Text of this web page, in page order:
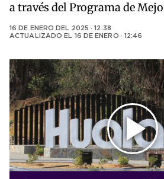
a través del Programa de
16 DE ENERO DEL 2025 · 12:38
ACTUALIZADO EL 16 DE ENERO · 12:46
Play
Video
Loaded: